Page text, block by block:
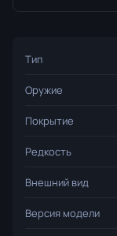
Тип
Оружие
Покрытие
Редкость
Внешний вид
Версия модели